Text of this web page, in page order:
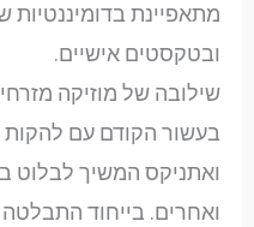
מתאפיינת בדומיננטיות
ובטקסטים אישיים.
שילובה של מוזיקה
בעשור הקודם עם להקות
ואתניקס המשיך לבלוט
ואחרים. בייחוד